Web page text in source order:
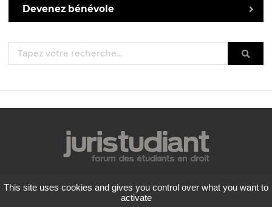
Devenez bénévole
Mentions légales
Politique de confidentialité
This site uses cookies and gives you control over what you want to
activate